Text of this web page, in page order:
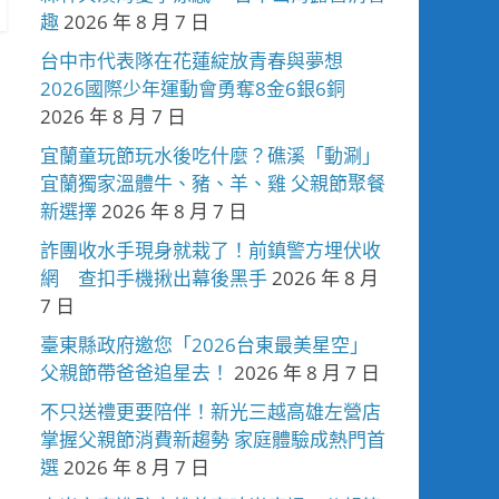
趣2026 年 8 月 7 日
台中市代表隊在花蓮綻放青春與夢想
2026國際少年運動會勇奪8金6銀6銅
2026 年 8 月 7 日
宜蘭童玩節玩水後吃什麼？礁溪「動涮」
宜蘭獨家溫體牛、豬、羊、雞 父親節聚餐
新選擇2026 年 8 月 7 日
詐團收水手現身就栽了！前鎮警方埋伏收
網 查扣手機揪出幕後黑手2026 年 8 月
7 日
臺東縣政府邀您「2026台東最美星空」
父親節帶爸爸追星去！ 2026 年 8 月 7 日
不只送禮更要陪伴！新光三越高雄左營店
掌握父親節消費新趨勢 家庭體驗成熱門首
選2026 年 8 月 7 日